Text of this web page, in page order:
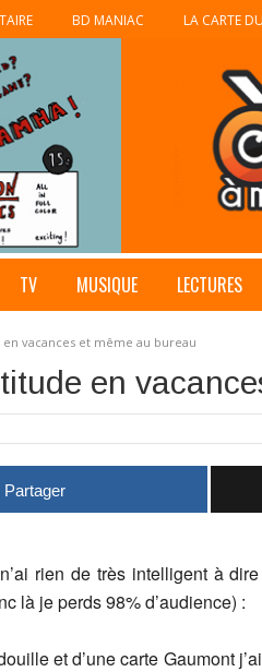
BD MANIAC LA CARTE
TV MUSIQUE LECTURES
vacances et même au bureau
en
Partager
rien de très intelligent à
là je perds 98% d’audience) :
et d’une carte Gaumont